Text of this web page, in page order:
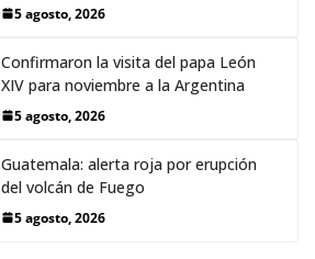
5 agosto, 2026
Confirmaron la visita del papa León
XIV para noviembre a la Argentina
5 agosto, 2026
Guatemala: alerta roja por erupción
del volcán de Fuego
5 agosto, 2026